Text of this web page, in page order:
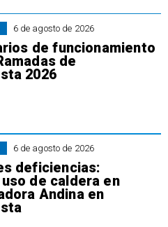
6 de agosto de 2026
de funcionamiento
de
2026
6 de agosto de 2026
deficiencias:
de caldera en
Andina en